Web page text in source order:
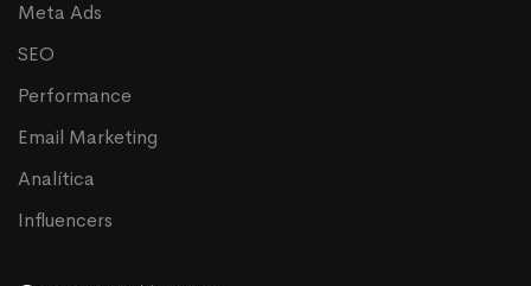
Meta Ads
SEO
Performance
Email Marketing
Analítica
Influencers